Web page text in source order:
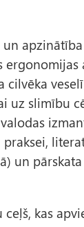
cilvēka
uz slimību
un
kas